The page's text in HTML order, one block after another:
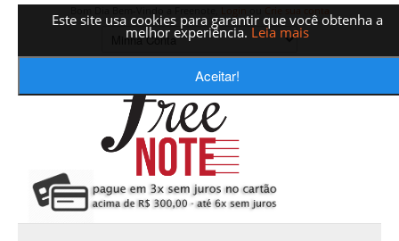
Este site usa cookies para garantir que você obtenha a
melhor experiência. Leia mais
Aceitar!